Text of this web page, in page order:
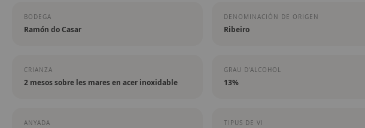
images
BODEGA
Ramón do Casar
DENOMINACIÓN DE ORIGEN
Ribeiro
CRIANZA
2 mesos sobre les mares en acer inoxidable
GRAU D'ALCOHOL
13%
ANYADA TIPUS DE VI